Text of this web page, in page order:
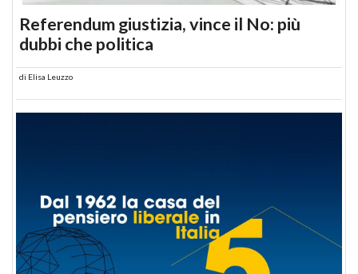
Referendum giustizia, vince il No: più
dubbi che politica
di Elisa Leuzzo